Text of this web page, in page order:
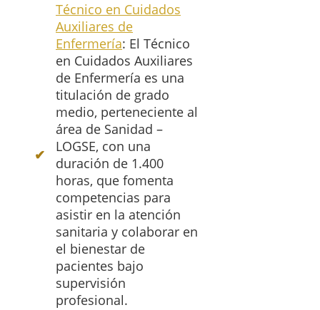
Técnico en Cuidados
Auxiliares de
Enfermería: El Técnico
en Cuidados Auxiliares
de Enfermería es una
titulación de grado
medio, perteneciente al
área de Sanidad –
LOGSE, con una
duración de 1.400
horas, que fomenta
competencias para
asistir en la atención
sanitaria y colaborar en
el bienestar de
pacientes bajo
supervisión
profesional.